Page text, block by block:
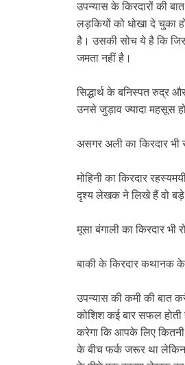
उपन्यास के किरदारों की
लड़कियों को धोखा दे चुका
है। उसकी सोच ये है कि
जमता नहीं है।
सिद्धार्थ के बनिस्पत रुद्र
उनसे जुड़ाव ज्यादा महसूस
असगर अली का किरदार
मोहिनी का किरदार
दृश्य लेखक ने लिखे हैं वो बड़े
मूसा बंगाली का किरदार
बाकी के किरदार कथानक
उपन्यास की कमी की बात
कोशिश कई बार सफल
करेगा कि आपके लिए
के बीच फर्क जरूर था लेकिन